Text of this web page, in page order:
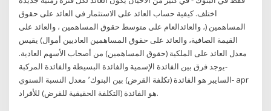
اختلف. كيفية حساب العائد على الاستثمار في العائد على حقوق
المساهمين (، والعائدالعام على متوسط حقوق المساهمين ، والعائد على
القيمة الصافية، والعائد على حقوق المساهمين العاديين أموال) يقيس
معدل العائد على الملكية (حقوق المساهمين) من أصحاب الأسهم العادية.
-يوجد فرق بين الفائدة الإسمية والفائدة البسيطة والفائدة المركبة
-السايبر هو الفائدة (تكلفة القرض) بين البنوك٬ معدل النسبة السنوي apr
هو الفائدة (التكلفة الحقيقية للقرض) للأفراد.